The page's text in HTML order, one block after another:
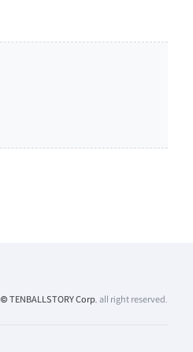
© TENBALLSTORY Corp. all right reserved.